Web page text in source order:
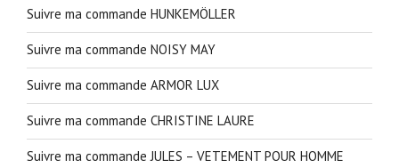
Suivre ma commande HUNKEMÖLLER
Suivre ma commande NOISY MAY
Suivre ma commande ARMOR LUX
Suivre ma commande CHRISTINE LAURE
Suivre ma commande JULES – VETEMENT POUR HOMME